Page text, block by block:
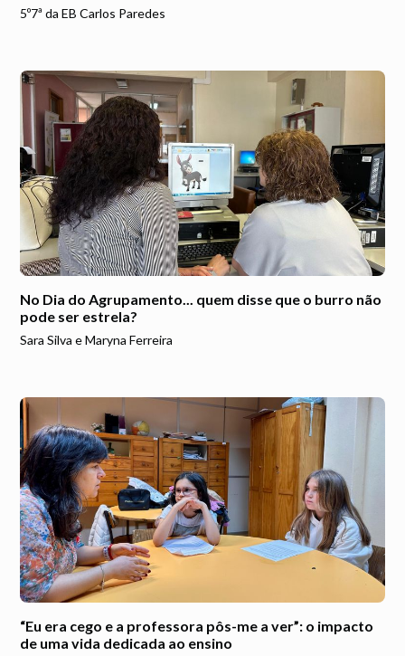
5º7ª da EB Carlos Paredes
No Dia do Agrupamento... quem disse que o burro não
pode ser estrela?
Sara Silva e Maryna Ferreira
“Eu era cego e a professora pôs-me a ver”: o impacto
de uma vida dedicada ao ensino